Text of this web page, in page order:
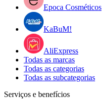
Epoca Cosméticos
KaBuM!
AliExpress
Todas as marcas
Todas as categorias
Todas as subcategorias
Serviços e benefícios